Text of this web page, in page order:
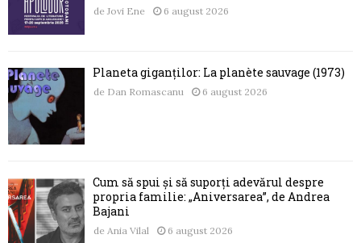
de Jovi Ene 6 august 2026
Planeta giganților: La planète sauvage (1973)
de Dan Romascanu 6 august 2026
Cum să spui și să suporți adevărul despre
propria familie: „Aniversarea”, de Andrea
Bajani
de Ania Vilal 6 august 2026